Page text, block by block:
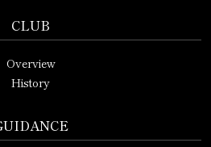
CLUB
Overview
History